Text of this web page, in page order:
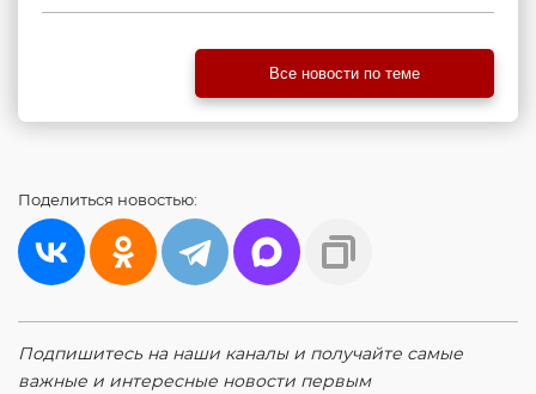
Все новости по теме
Поделиться новостью:
Подпишитесь на наши каналы и получайте самые
важные и интересные новости первым